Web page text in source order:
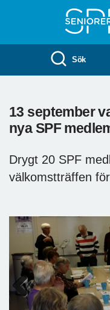
Sök
13 september
nya SPF
Drygt 20 SPF
välkomstträffen
Previous